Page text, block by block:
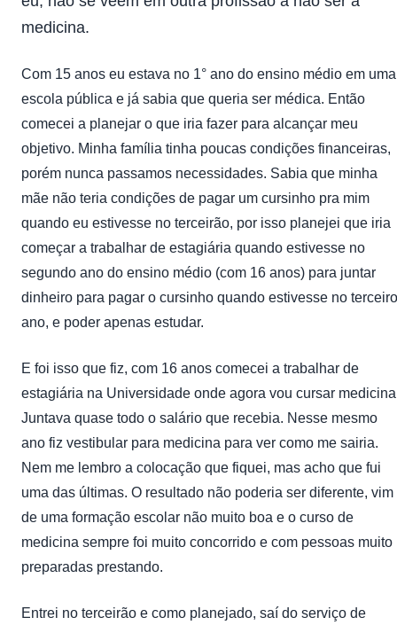
medicina.
Com 15 anos eu estava no 1° ano do ensino médio em uma
escola pública e já sabia que queria ser médica. Então
comecei a planejar o que iria fazer para alcançar meu
objetivo. Minha família tinha poucas condições financeiras,
porém nunca passamos necessidades. Sabia que minha
mãe não teria condições de pagar um cursinho pra mim
quando eu estivesse no terceirão, por isso planejei que iria
começar a trabalhar de estagiária quando estivesse no
segundo ano do ensino médio (com 16 anos) para juntar
dinheiro para pagar o cursinho quando estivesse no terceiro
ano, e poder apenas estudar.
E foi isso que fiz, com 16 anos comecei a trabalhar de
estagiária na Universidade onde agora vou cursar
Juntava quase todo o salário que recebia. Nesse mesmo
ano fiz vestibular para medicina para ver como me sairia.
Nem me lembro a colocação que fiquei, mas acho que fui
uma das últimas. O resultado não poderia ser diferente, vim
de uma formação escolar não muito boa e o curso de
medicina sempre foi muito concorrido e com pessoas muito
preparadas prestando.
Entrei no terceirão e como planejado, saí do serviço de